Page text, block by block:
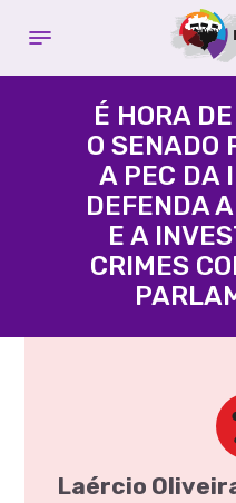
campanhas
Nome é Obrigatório
Email é Obrigatório
Agência:
É HORA
O SENADO
A PEC DA
DEFENDA
E A
CRIMES
Laércio
Partido